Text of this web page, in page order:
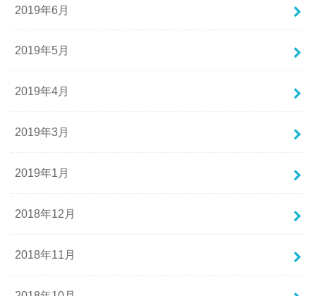
2019年6月
2019年5月
2019年4月
2019年3月
2019年1月
2018年12月
2018年11月